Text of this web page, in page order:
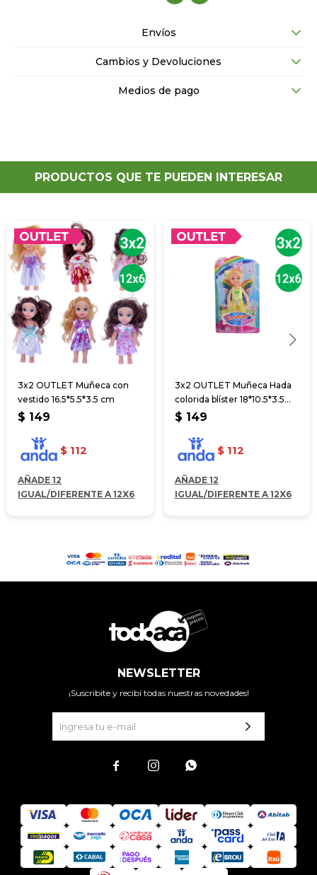
Envíos
Cambios y Devoluciones
Medios de pago
PRODUCTOS QUE TE PUEDEN INTERESAR
3x2 OUTLET Muñeca con
vestido 16.5*5.5*3.5 cm
$ 149
$ 112
AÑADE 12
IGUAL/DIFERENTE A 12X6
3x2 OUTLET Muñeca Hada
colorida blíster 18*10.5*3.5
cm
$ 149
$ 112
AÑADE 12
IGUAL/DIFERENTE A 12X6
NEWSLETTER
¡Suscribite y recibí todas nuestras novedades!
  